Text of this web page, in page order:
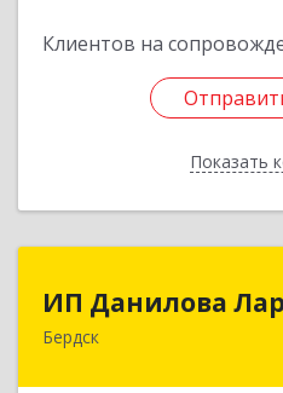
Клиентов на
Показать
ИП Данилова
Бердск
633004, Новосибирская